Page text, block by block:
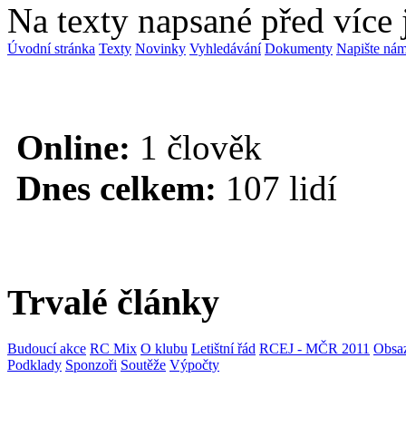
Na texty napsané před
Úvodní stránka Texty Novinky Vyhledávání Dokumenty Napište
Online: 1 člověk
Dnes celkem: 107 lidí
Trvalé články
Budoucí akce RC Mix O klubu Letištní řád RCEJ - MČR 2011
Podklady Sponzoři Soutěže Výpočty